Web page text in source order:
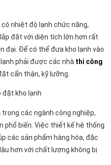
nhiệt độ lạnh chức năng,
đặt với diện tích lớn hơn rất
đại. Để có thể đưa kho lạnh vào
phải được các nhà thi công
cẩn thận, kỹ lưỡng.
đặt kho lạnh
các ngành công nghiệp,
phổ biến. Việc thiết kế hệ thống
các sản phẩm hàng hóa, đặc
hơn với chất lượng không bị